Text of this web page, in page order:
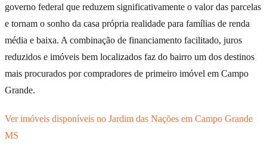
governo federal que reduzem significativamente o valor das parcelas
e tornam o sonho da casa própria realidade para famílias de renda
média e baixa. A combinação de financiamento facilitado, juros
reduzidos e imóveis bem localizados faz do bairro um dos destinos
mais procurados por compradores de primeiro imóvel em Campo
Grande.
Ver imóveis disponíveis no Jardim das Nações em Campo Grande
MS